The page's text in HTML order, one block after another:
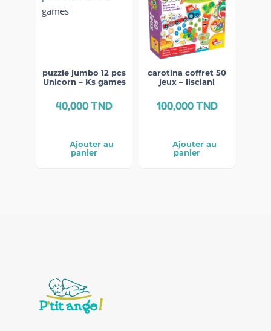
puzzle jumbo 12 pcs
Unicorn – Ks games
40,000TND
Ajouter au
panier
carotina coffret 50
jeux – lisciani
100,000TND
Ajouter au
panier